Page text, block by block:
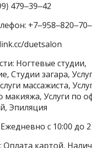
479‒39‒42
duetsalon
Ногтевые студии,
Студии загара,
массажиста,
макияжа, Услуги по
Эпиляция
с 10:00 до
Оплата картой,